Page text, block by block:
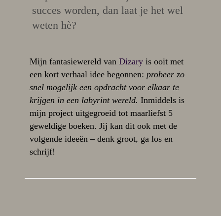
succes worden, dan laat je het wel
weten hè?
Mijn fantasiewereld van Dizary is ooit met
een kort verhaal idee begonnen: probeer zo
snel mogelijk een opdracht voor elkaar te
krijgen in een labyrint wereld. Inmiddels is
mijn project uitgegroeid tot maarliefst 5
geweldige boeken. Jij kan dit ook met de
volgende ideeën – denk groot, ga los en
schrijf!